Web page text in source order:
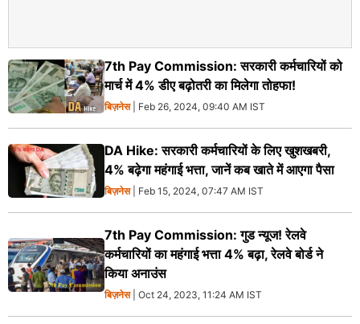
7th Pay Commission: सरकारी कर्मचारियों को
मार्च में 4% डीए बढ़ोतरी का मिलेगा तोहफा!
बिज़नेस| Feb 26, 2024, 09:40 AM IST
DA Hike: सरकारी कर्मचारियों के लिए खुशखबरी,
4% बढ़ेगा महंगाई भत्ता, जानें कब खाते में आएगा पैसा
बिज़नेस| Feb 15, 2024, 07:47 AM IST
7th Pay Commission: गुड न्यूज! रेलवे
कर्मचारियों का महंगाई भत्ता 4% बढ़ा, रेलवे बोर्ड ने
किया अनाउंस
बिज़नेस| Oct 24, 2023, 11:24 AM IST